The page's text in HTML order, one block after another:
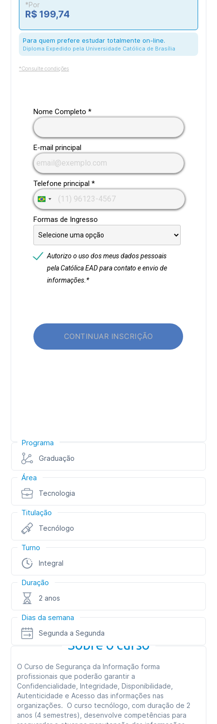
Programa
Graduação
Área
Tecnologia
Titulação
Tecnólogo
Turno
Integral
Duração
2 anos
Dias da semana
Segunda a Segunda
Sobre o curso
O Curso de Segurança da Informação forma
profissionais que poderão garantir a
Confidencialidade, Integridade, Disponibilidade,
Autenticidade e Acesso das informações nas
organizações. O curso tecnólogo, com duração de 2
anos (4 semestres), desenvolve competências para
*Por
R$ 199,74
Para quem prefere estudar totalmente on-line.
Diploma Expedido pela Universidade Católica de Brasília
*Consulte condições